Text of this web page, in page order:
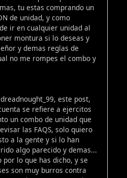
tu estas comprando un
de unidad, y como
ir en cualquier unidad al
montura si lo deseas y
y demas reglas de
no me rompes el combo y
este post,
se refiere a ejercitos
un combo de unidad que
las FAQS, solo quiero
a la gente y si lo han
algo parecido y demas...
lo que has dicho, y se
son muy burros contra